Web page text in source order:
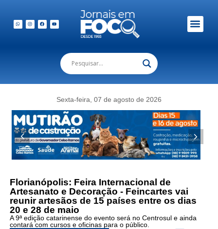
Sexta-feira, 07 de agosto de 2026
Florianópolis: Feira Internacional de
Artesanato e Decoração - Feincartes vai
reunir artesãos de 15 países entre os dias
20 e 28 de maio
A 9ª edição catarinense do evento será no Centrosul e ainda
contará com cursos e oficinas para o público.